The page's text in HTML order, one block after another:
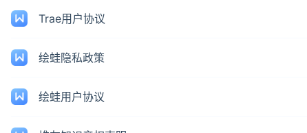
Trae用户协议
绘蛙隐私政策
绘蛙用户协议